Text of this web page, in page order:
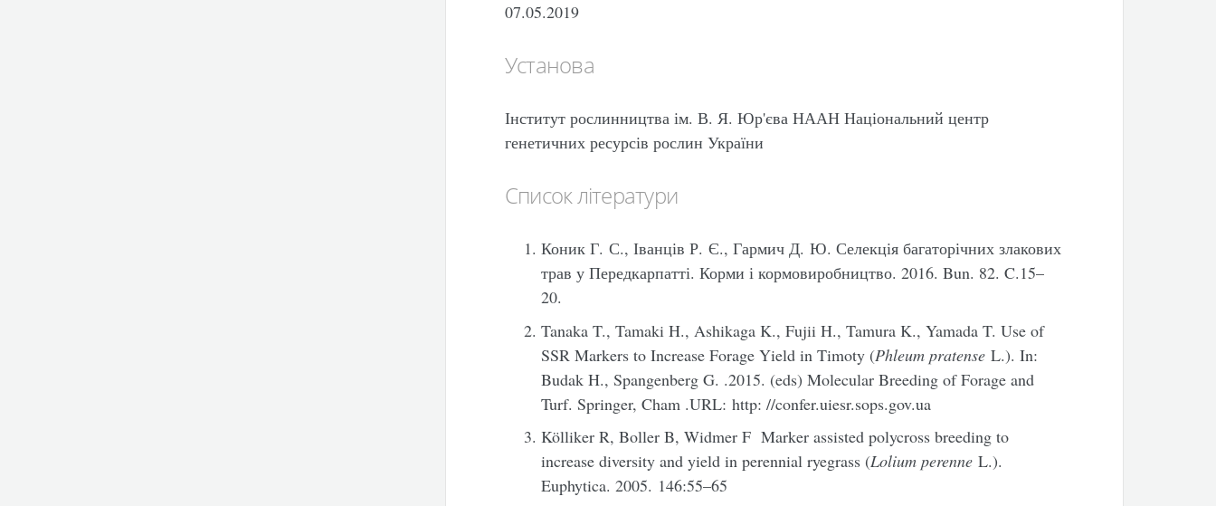
07.05.2019
Установа
Інститут рослинництва ім. В. Я. Юр'єва НААН Національний центр
генетичних ресурсів рослин України
Список літератури
Коник Г. С., Іванців Р. Є., Гармич Д. Ю. Селекція багаторічних злакових
трав у Передкарпатті. Корми і кормовиробництво. 2016. Bun. 82. C.15–
20.
Tanaka T., Tamaki H., Ashikaga K., Fujii H., Tamura K., Yamada T. Use of
SSR Markers to Increase Forage Yield in Timoty (Phleum pratenseL.). In:
Budak H., Spangenberg G. .2015. (eds) Molecular Breeding of Forage and
Turf. Springer, Cham .URL: http: //confer.uiesr.sops.gov.ua
Kölliker R, Boller B, Widmer F Marker assisted polycross breeding to
increase diversity and yield in perennial ryegrass (Lolium perenneL.).
Euphytica. 2005. 146:55–65